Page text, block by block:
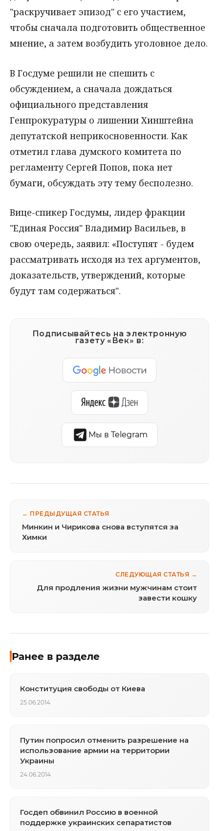
"раскручивает эпизод" с его участием,
чтобы сначала подготовить общественное
мнение, а затем возбудить уголовное дело.
В Госдуме решили не спешить с
обсуждением, а сначала дождаться
официального представления
Генпрокуратуры о лишении Хинштейна
депутатской неприкосновенности. Как
отметил глава думского комитета по
регламенту Сергей Попов, пока нет
бумаги, обсуждать эту тему бесполезно.
Вице-спикер Госдумы, лидер фракции
"Единая Россия" Владимир Васильев, в
свою очередь, заявил: «Поступят - будем
рассматривать исходя из тех аргументов,
доказательств, утверждений, которые
будут там содержаться".
Подписывайтесь на электронную
газету «Век» в:
Мы в Telegram
← ПРЕДЫДУЩАЯ СТАТЬЯ
Минкин и Чирикова снова вступятся за
Химки
СЛЕДУЮЩАЯ СТАТЬЯ →
Для продления жизни мужчинам стоит
завести кошку
Ранее в разделе
Конституция свободы от Киева
25.06.2014
Путин попросил отменить разрешение на
использование армии на территории
Украины
24.06.2014
Госдеп обвинил Россию в военной
поддержке украинских сепаратистов